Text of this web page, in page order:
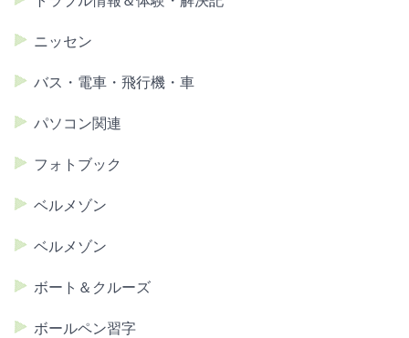
ニッセン
バス・電車・飛行機・車
パソコン関連
フォトブック
ベルメゾン
ベルメゾン
ボート＆クルーズ
ボールペン習字